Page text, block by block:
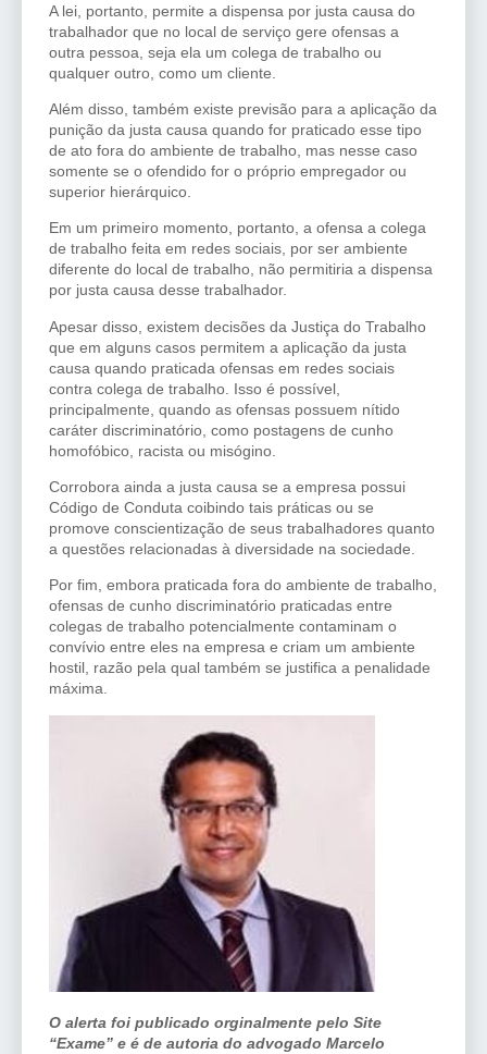
A lei, portanto, permite a dispensa por justa causa do
trabalhador que no local de serviço gere ofensas a
outra pessoa, seja ela um colega de trabalho ou
qualquer outro, como um cliente.
Além disso, também existe previsão para a aplicação da
punição da justa causa quando for praticado esse tipo
de ato fora do ambiente de trabalho, mas nesse caso
somente se o ofendido for o próprio empregador ou
superior hierárquico.
Em um primeiro momento, portanto, a ofensa a colega
de trabalho feita em redes sociais, por ser ambiente
diferente do local de trabalho, não permitiria a dispensa
por justa causa desse trabalhador.
Apesar disso, existem decisões da Justiça do Trabalho
que em alguns casos permitem a aplicação da justa
causa quando praticada ofensas em redes sociais
contra colega de trabalho. Isso é possível,
principalmente, quando as ofensas possuem nítido
caráter discriminatório, como postagens de cunho
homofóbico, racista ou misógino.
Corrobora ainda a justa causa se a empresa possui
Código de Conduta coibindo tais práticas ou se
promove conscientização de seus trabalhadores quanto
a questões relacionadas à diversidade na sociedade.
Por fim, embora praticada fora do ambiente de trabalho,
ofensas de cunho discriminatório praticadas entre
colegas de trabalho potencialmente contaminam o
convívio entre eles na empresa e criam um ambiente
hostil, razão pela qual também se justifica a penalidade
máxima.
O alerta foi publicado orginalmente pelo Site
“Exame” e é de autoria do advogado Marcelo